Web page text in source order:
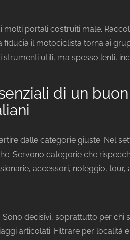
molti portali costruiti male.
fiducia il motociclista torna ai
utili, ma spesso lenti,
di un
dalle categorie giuste. Nel
Servono categorie che
accessori, noleggio,
decisivi, soprattutto per chi
articolati. Filtrare per località